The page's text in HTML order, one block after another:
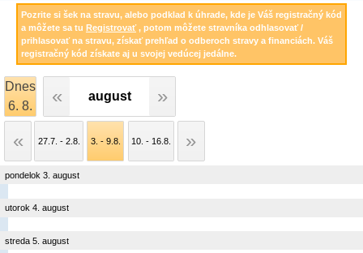
Pozrite si šek na stravu, alebo podklad k úhrade, kde je Váš registračný kód
a môžete sa tu Registrovať, potom môžete stravníka odhlasovať /
prihlasovať na stravu, získať prehľad o odberoch stravy a financiách. Váš
registračný kód získate aj u svojej vedúcej jedálne.
Dnes
6. 8.
august
27.7. - 2.8. 3. - 9.8. 10. - 16.8.
pondelok 3. august
utorok 4. august
streda 5. august